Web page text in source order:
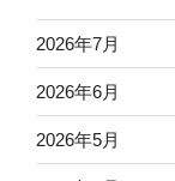
2026年7月
2026年6月
2026年5月